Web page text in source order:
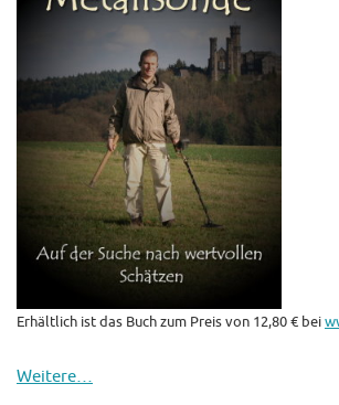
Erhältlich ist das Buch zum Preis von 12,80 € bei
Weitere…